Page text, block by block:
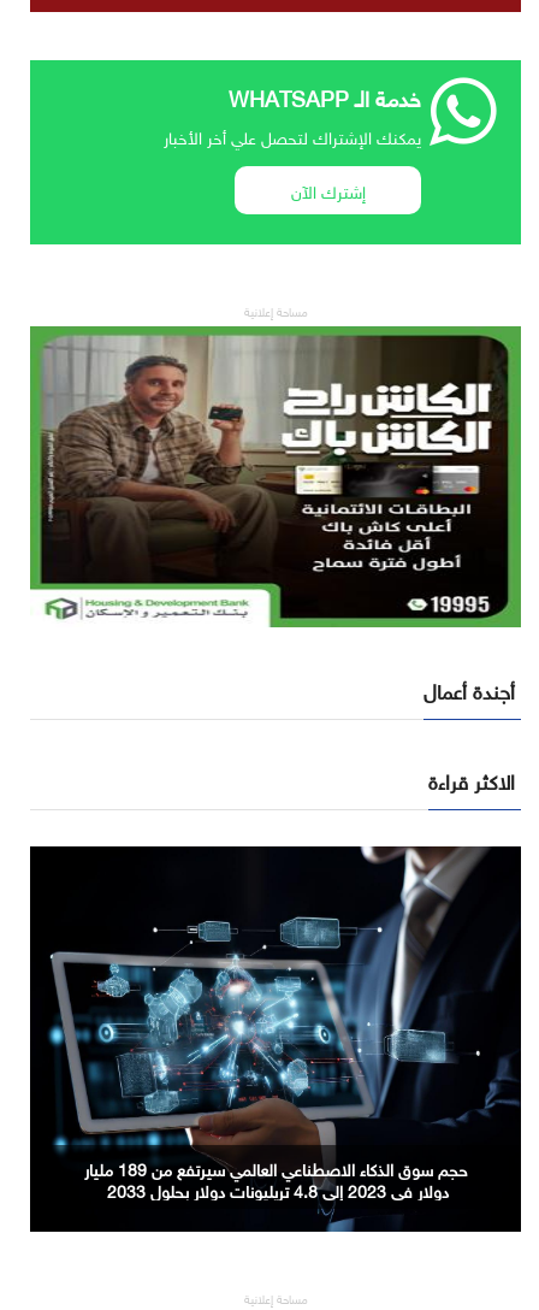
خدمة الـ WHATSAPP
يمكنك الإشتراك لتحصل علي أخر الأخبار
إشترك الآن
مساحة إعلانية
أجندة أعمال
الاكثر قراءة
دُبي حوّلت 4 ملايين مقيمٍ إلى قوّة بيعٍ واحدة. وقصور أوروبا
الفاخرة لم تُدرك السبب بعد.
مساحة إعلانية